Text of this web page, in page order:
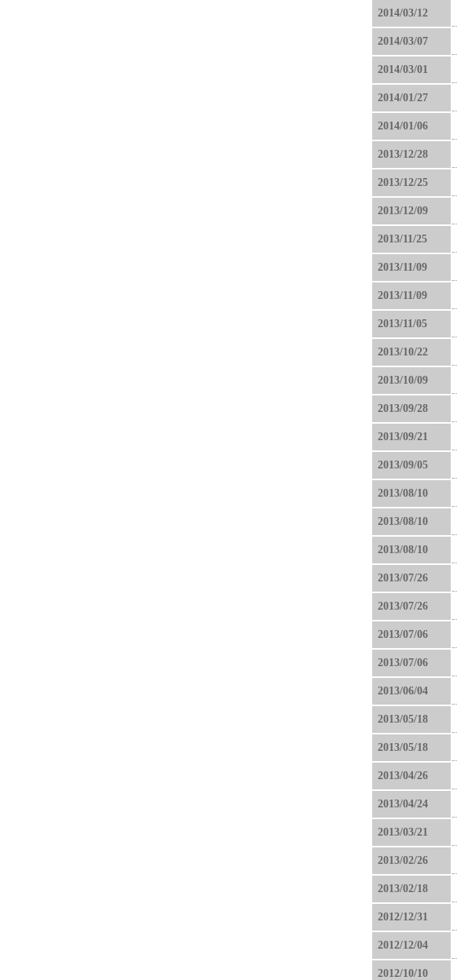
2014/03/12
2014/03/07
2014/03/01
2014/01/27
2014/01/06
2013/12/28
2013/12/25
2013/12/09
2013/11/25
2013/11/09
2013/11/09
2013/11/05
2013/10/22
2013/10/09
2013/09/28
2013/09/21
2013/09/05
2013/08/10
2013/08/10
2013/08/10
2013/07/26
2013/07/26
2013/07/06
2013/07/06
2013/06/04
2013/05/18
2013/05/18
2013/04/26
2013/04/24
2013/03/21
2013/02/26
2013/02/18
2012/12/31
2012/12/04
2012/10/10